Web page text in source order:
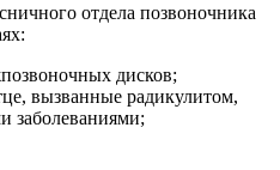
отдела позвоночника
дисков;
вызванные радикулитом,
заболеваниями;